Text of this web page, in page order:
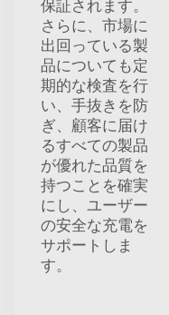
保証されます。
さらに、市場に
出回っている製
品についても定
期的な検査を行
い、手抜きを防
ぎ、顧客に届け
るすべての製品
が優れた品質を
持つことを確実
にし、ユーザー
の安全な充電を
サポートしま
す。